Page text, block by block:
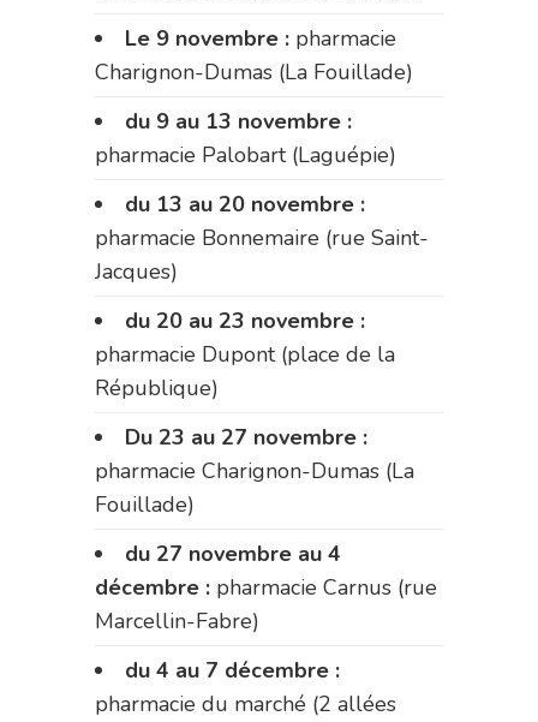
Le 9 novembre : pharmacie
Charignon-Dumas (La Fouillade)
du 9 au 13 novembre :
pharmacie Palobart (Laguépie)
du 13 au 20 novembre :
pharmacie Bonnemaire (rue Saint-
Jacques)
du 20 au 23 novembre :
pharmacie Dupont (place de la
République)
Du 23 au 27 novembre :
pharmacie Charignon-Dumas (La
Fouillade)
du 27 novembre au 4
décembre : pharmacie Carnus (rue
Marcellin-Fabre)
du 4 au 7 décembre :
pharmacie du marché (2 allées